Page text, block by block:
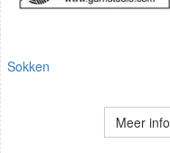
Sokken
Meer info